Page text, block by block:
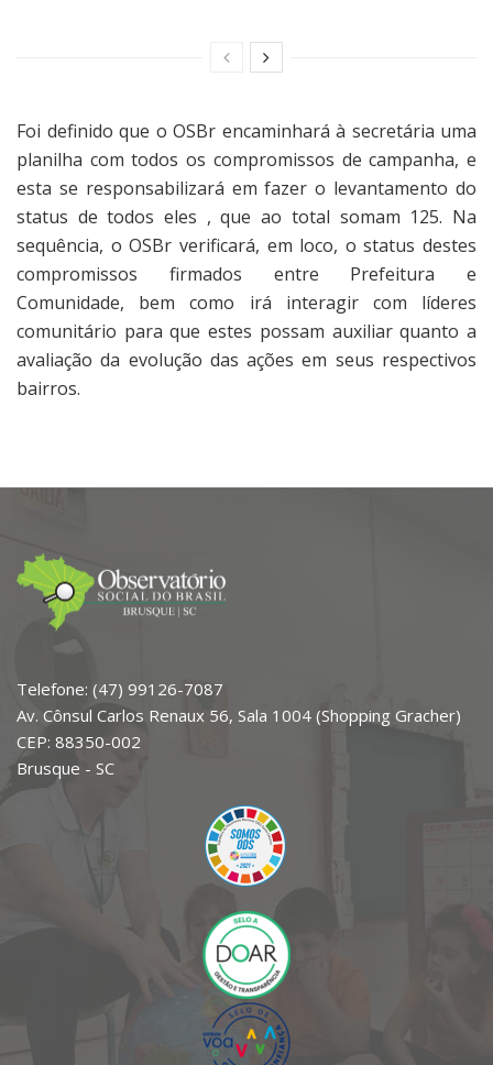
Foi definido que o OSBr encaminhará à secretária uma
planilha com todos os compromissos de campanha, e
esta se responsabilizará em fazer o levantamento do
status de todos eles , que ao total somam 125. Na
sequência, o OSBr verificará, em loco, o status destes
compromissos firmados entre Prefeitura e
Comunidade, bem como irá interagir com líderes
comunitário para que estes possam auxiliar quanto a
avaliação da evolução das ações em seus respectivos
bairros.
Telefone: (47) 99126-7087
Av. Cônsul Carlos Renaux 56, Sala 1004 (Shopping Gracher)
CEP: 88350-002
Brusque - SC